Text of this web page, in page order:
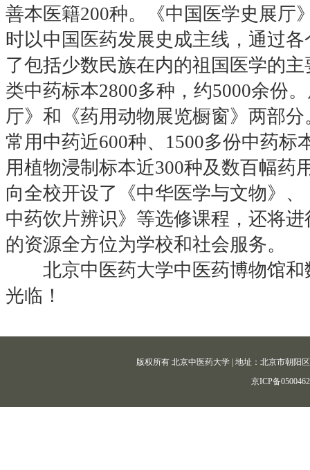
善本医籍200种。《中国医学史展厅
时以中国医药发展史成主线，通过
了包括少数民族在内的祖国医学的
类中药标本2800多种，约5000余份
厅》和《药用动物展览橱窗》两部
常用中药近600种、1500多份中药标
用植物浸制标本近300种及数百幅药
向全校开设了《中华医学与文物》
中药饮片辨识》等选修课程，还将
的资源全方位为学校和社会服务。
北京中医药大学中医药博物馆和
光临！
版权所有 北京中医药大学 | 地址：北京市朝阳
京ICP备